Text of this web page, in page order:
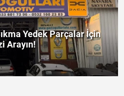
Yedek Parçalar İçin
Arayın!